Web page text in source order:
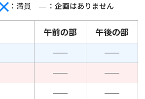
：満員 ：企画はありません
午前の部 午後の部